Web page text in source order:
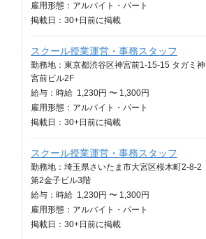
雇用形態：アルバイト・パート
掲載日： 30+日 前に掲載
スクール授業運営・事務スタッフ
勤務地：東京都渋谷区神宮前1-15-15 タガミ神
宮前ビル2F
給与： 時給 1,230円 〜 1,300円
雇用形態：アルバイト・パート
掲載日： 30+日 前に掲載
スクール授業運営・事務スタッフ
勤務地：埼玉県さいたま市大宮区桜木町2-8-2
第2金子ビル3階
給与： 時給 1,230円 〜 1,300円
雇用形態：アルバイト・パート
掲載日： 30+日 前に掲載